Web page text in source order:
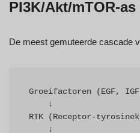
PI3K/Akt/mTOR-as
De meest gemuteerde cascade
Groeifactoren (EGF,
RTK (Receptor-